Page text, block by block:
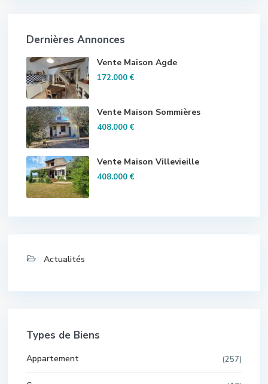
Dernières Annonces
Vente Maison Agde
172.000 €
Vente Maison Sommières
408.000 €
Vente Maison Villevieille
408.000 €
Actualités
Types de Biens
Appartement (257)